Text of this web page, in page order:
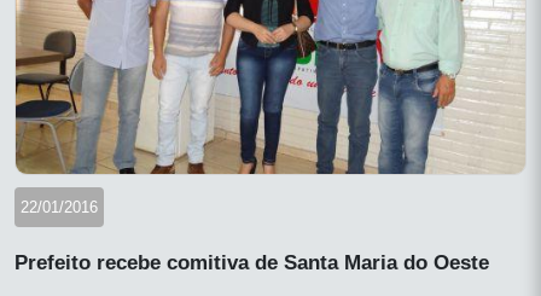
22/01/2016
Prefeito recebe comitiva de Santa Maria do Oeste